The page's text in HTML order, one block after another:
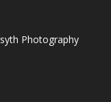
Photography